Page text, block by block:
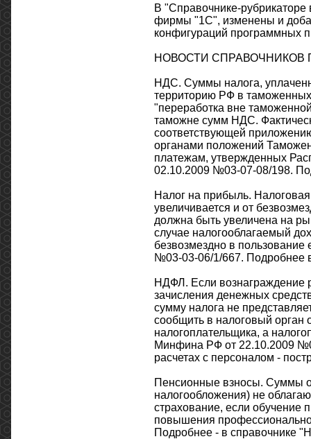
В "Справочнике-
фирмы "1С", изменены и
конфигураций программных
НОВОСТИ СПРАВОЧНИКОВ
НДС. Суммы налога,
территорию РФ в
"переработка вне
таможне сумм НДС.
соответствующей
органами положений
платежам, утвержденных
02.10.2009 №03-07-08/198.
Налог на прибыль.
увеличивается и от
должна быть увеличена на
случае налогооблагаемый
безвозмездно в
№03-03-06/1/667. Подробнее
НДФЛ. Если вознаграждение
зачисления денежных
сумму налога не
сообщить в налоговый орган
налогоплательщика, а
Минфина РФ от 22.10.2009
расчетах с персоналом -
Пенсионные взносы. Суммы
налогообложения) не
страхование, если обучение
повышения
Подробнее - в справочнике